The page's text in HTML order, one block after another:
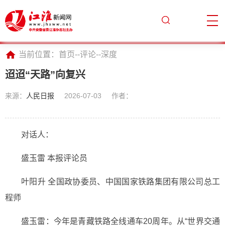
当前位置： 首页--评论--深度
迢迢“天路”向复兴
来源： 人民日报 2026-07-03 作者：
对话人：
盛玉雷 本报评论员
叶阳升 全国政协委员、中国国家铁路集团有限公司总工
程师
盛玉雷：今年是青藏铁路全线通车20周年。从“世界交通